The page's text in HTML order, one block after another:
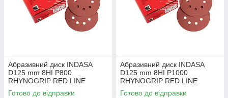
Абразивний диск INDASA
D125 mm 8HI P800
RHYNOGRIP RED LINE
(Португалія) (50шт)
Готово до відправки
Абразивний диск INDASA
D125 mm 8HI P1000
RHYNOGRIP RED LINE
(Португалія) (50шт)
Готово до відправки